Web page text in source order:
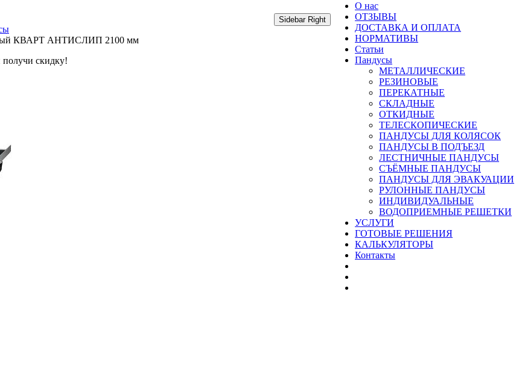
О нас
ОТЗЫВЫ
ДОСТАВКА И ОПЛАТА
НОРМАТИВЫ
Статьи
Пандусы
МЕТАЛЛИЧЕСКИЕ
РЕЗИНОВЫЕ
ПЕРЕКАТНЫЕ
СКЛАДНЫЕ
ОТКИДНЫЕ
ТЕЛЕСКОПИЧЕСКИЕ
ПАНДУСЫ ДЛЯ КОЛЯСОК
ПАНДУСЫ В ПОДЪЕЗД
ЛЕСТНИЧНЫЕ ПАНДУСЫ
CЪЁМНЫЕ ПАНДУСЫ
ПАНДУСЫ ДЛЯ ЭВАКУАЦИИ
РУЛОННЫЕ ПАНДУСЫ
ИНДИВИДУАЛЬНЫЕ
ВОДОПРИЕМНЫЕ РЕШЕТКИ
УСЛУГИ
ГОТОВЫЕ РЕШЕНИЯ
КАЛЬКУЛЯТОРЫ
Контакты
Sidebar Right
КВАРТ АНТИСЛИП 2100 мм
скидку!